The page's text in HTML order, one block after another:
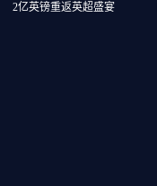
2亿英镑重返英超盛宴